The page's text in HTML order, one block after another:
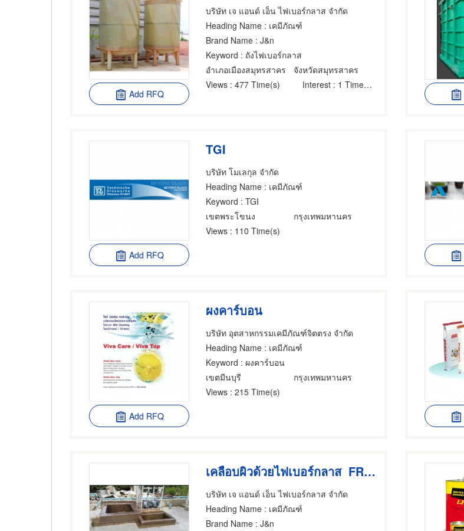
Add RFQ
บริษัท เจ แอนด์ เอ็น ไฟเบอร์กลาส จำกัด
Heading Name : เคมีภัณฑ์
Brand Name : J&n
Keyword : ถังไฟเบอร์กลาส
อำเภอเมืองสมุทรสาคร
จังหวัดสมุทรสาคร
Views : 477 Time(s) Interest : 1 Time(s)
Add RFQ
TGI
บริษัท โมเลกุล จำกัด
Heading Name : เคมีภัณฑ์
Keyword : TGI
เขตพระโขนง
กรุงเทพมหานคร
Views : 110 Time(s)
Add RFQ
ผงคาร์บอน
บริษัท อุตสาหกรรมเคมีภัณฑ์จิตตรง จำกัด
Heading Name : เคมีภัณฑ์
Keyword : ผงคาร์บอน
เขตมีนบุรี
กรุงเทพมหานคร
Views : 215 Time(s)
เคลือบผิวด้วยไฟเบอร์กลาส FRP Coating
บริษัท เจ แอนด์ เอ็น ไฟเบอร์กลาส จำกัด
Heading Name : เคมีภัณฑ์
Brand Name : J&n